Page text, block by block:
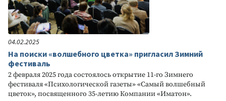
04.02.2025
На поиски «волшебного цветка» пригласил Зимний
фестиваль
2 февраля 2025 года состоялось открытие 11-го Зимнего
фестиваля «Психологической газеты» «Самый волшебный
цветок», посвященного 35-летию Компании «Иматон».